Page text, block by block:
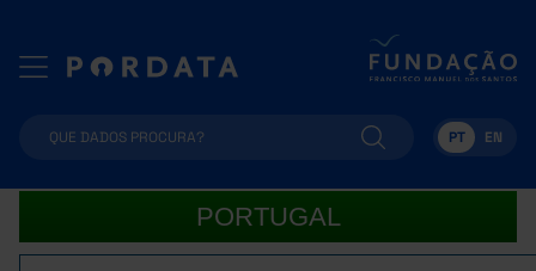
PT EN
PORTUGAL